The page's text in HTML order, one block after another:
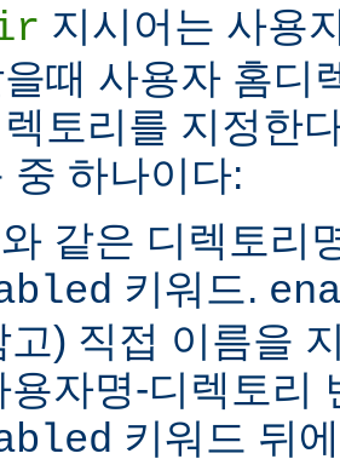
지시어는 사용
때 사용자 홈디
토리를 지정한
중 하나이다:
같은 디렉토리
키워드.
고) 직접 이름을
자명-디렉토리
키워드 뒤